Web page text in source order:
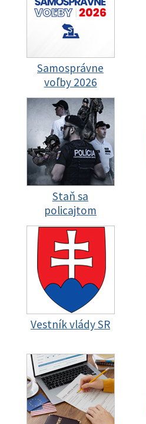
Samosprávne
voľby 2026
Staň sa
policajtom
Vestník vlády SR